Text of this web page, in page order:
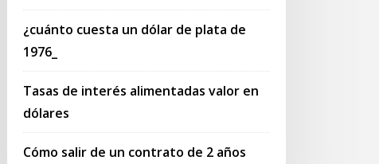
¿cuánto cuesta un dólar de plata de
1976_
Tasas de interés alimentadas valor en
dólares
Cómo salir de un contrato de 2 años